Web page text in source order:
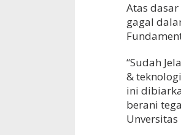
Atas
gagal
“Sudah
&
ini
berani